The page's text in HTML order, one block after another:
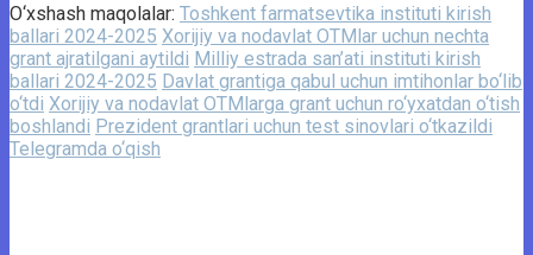
O‘xshash maqolalar: Toshkent farmatsevtika instituti kirish
ballari 2024-2025 Xorijiy va nodavlat OTMlar uchun nechta
grant ajratilgani aytildi Milliy estrada san’ati instituti kirish
ballari 2024-2025 Davlat grantiga qabul uchun imtihonlar bo‘lib
o‘tdi Xorijiy va nodavlat OTMlarga grant uchun ro‘yxatdan o‘tish
boshlandi Prezident grantlari uchun test sinovlari o‘tkazildi
Telegramda o‘qish